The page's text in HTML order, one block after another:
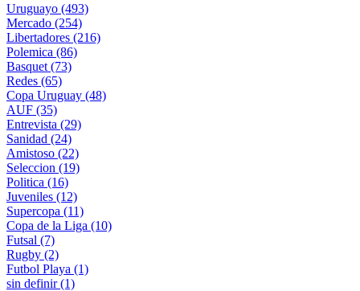
Uruguayo (493)
Mercado (254)
Libertadores (216)
Polemica (86)
Basquet (73)
Redes (65)
Copa Uruguay (48)
AUF (35)
Entrevista (29)
Sanidad (24)
Amistoso (22)
Seleccion (19)
Politica (16)
Juveniles (12)
Supercopa (11)
Copa de la Liga (10)
Futsal (7)
Rugby (2)
Futbol Playa (1)
sin definir(1)